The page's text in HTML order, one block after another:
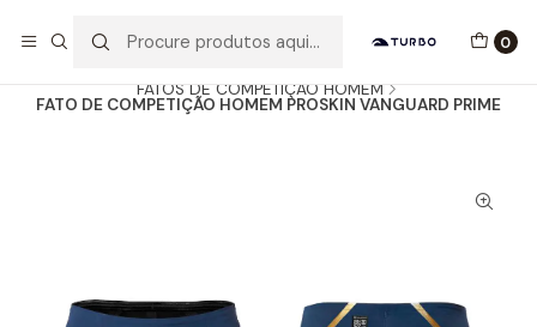
0
FATOS DE COMPETIÇÃO HOMEM
FATO DE COMPETIÇÃO HOMEM PROSKIN VANGUARD PRIME